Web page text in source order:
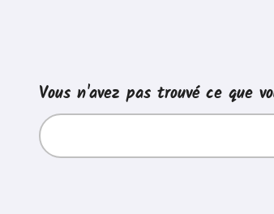
Vous n'avez pas trouvé ce que